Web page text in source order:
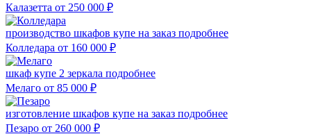
Калазетта от 250 000 ₽
производство шкафов купе на заказ подробнее
Колледара от 160 000 ₽
шкаф купе 2 зеркала подробнее
Мелаго от 85 000 ₽
изготовление шкафов купе на заказ подробнее
Пезаро от 260 000 ₽